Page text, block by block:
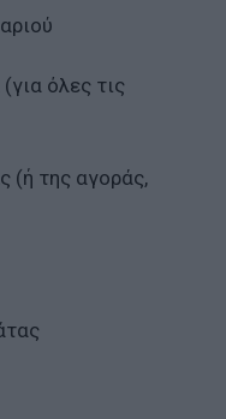
όλες τις
(ή της αγοράς,